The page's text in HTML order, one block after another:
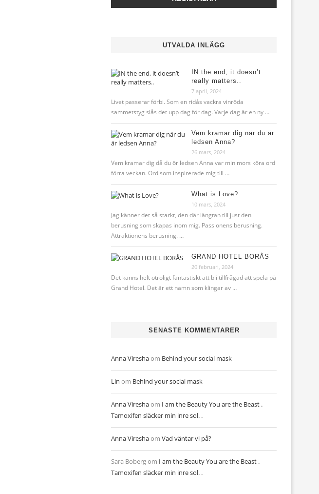
UTVALDA INLÄGG
IN the end, it doesn’t
really matters..
7 april, 2024
Livet passerar förbi. Som en ridås vackra vinröda
sammetstyg slås det upp dag för dag. Varje dag är en ny …
Vem kramar dig när du är
ledsen Anna?
26 mars, 2024
Vem kramar dig då du ör ledsen Anna var min mors köra ord
förra veckan. Ord som inspirerade mig till …
What is Love?
10 mars, 2024
Jag känner det så starkt, den där längtan till just den
berusning som skapas inom mig. Passionens berusning.
Attraktionens berusning. …
GRAND HOTEL BORÅS
20 februari, 2024
Det känns helt otroligt fantastiskt att bli tillfrågad att spela på
Grand Hotel. Det är ett namn som klingar av …
SENASTE KOMMENTARER
Anna Vireshaom Behind your social mask
Lin om Behind your social mask
Anna Vireshaom I am the Beauty You are the Beast .
Tamoxifen släcker min inre sol. .
Anna Vireshaom Vad väntar vi på?
Sara Bobergom I am the Beauty You are the Beast .
Tamoxifen släcker min inre sol. .